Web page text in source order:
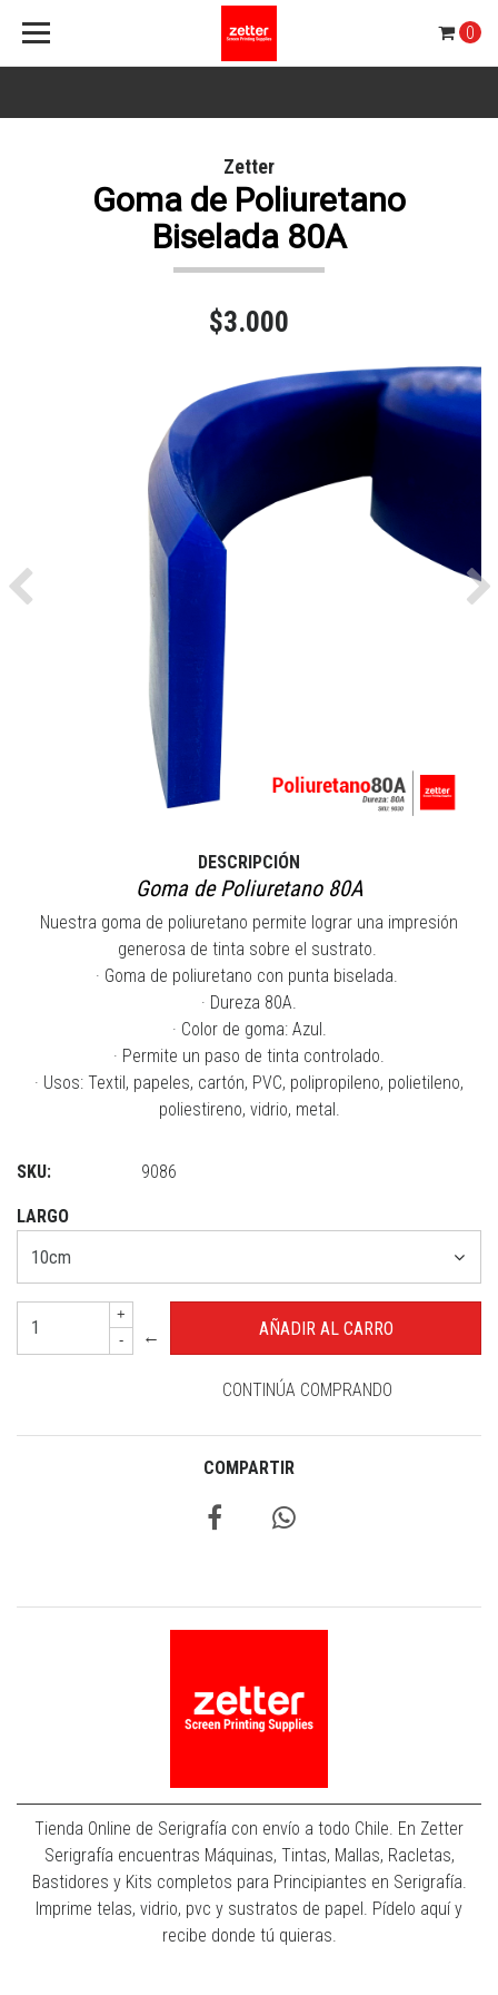
0
Zetter
Goma de Poliuretano
Biselada 80A
$3.000
Previous
DESCRIPCIÓN
Goma de Poliuretano 80A
Nuestra goma de poliuretano permite lograr una impresión
generosa de tinta sobre el sustrato.
· Goma de poliuretano con punta biselada.
· Dureza 80A.
· Color de goma: Azul.
· Permite un paso de tinta controlado.
· Usos: Textil, papeles, cartón, PVC, polipropileno, polietileno,
poliestireno, vidrio, metal.
SKU: 9086
LARGO
+
-
←
CONTINÚA COMPRANDO
COMPARTIR
Tienda Online de Serigrafía con envío a todo Chile. En Zetter
Serigrafía encuentras Máquinas, Tintas, Mallas, Racletas,
Bastidores y Kits completos para Principiantes en Serigrafía.
Imprime telas, vidrio, pvc y sustratos de papel. Pídelo aquí y
recibe donde tú quieras.